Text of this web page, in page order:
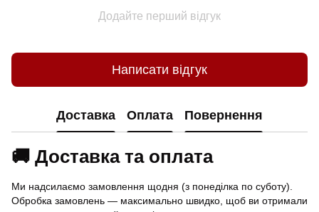
Додайте перший відгук
Написати відгук
Доставка Оплата Повернення
🚚 Доставка та оплата
Ми надсилаємо замовлення щодня (з понеділка по суботу).
Обробка замовлень — максимально швидко, щоб ви отримали